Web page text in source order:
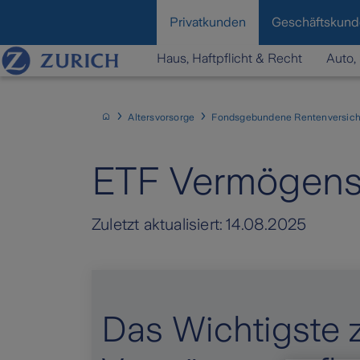
Privatkunden
Haus, Haftpflicht & Recht Auto,
Altersvorsorge Fondsgebundene
ETF
Zuletzt aktualisiert: 14.08.2025
Das Wichtigste